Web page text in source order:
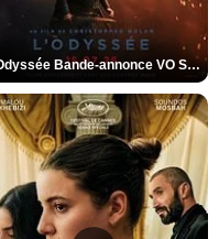
L'Odyssée Bande-annonce VO STFR